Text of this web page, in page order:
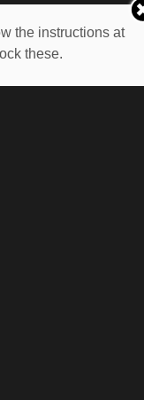
the instructions at
these.